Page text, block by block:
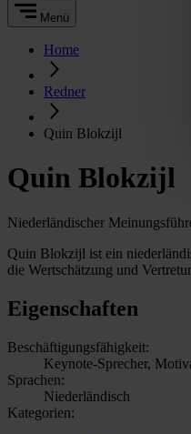
Menü
Home
Redner
Quin Blokzijl
Quin Blokzijl
Niederländischer
Quin Blokzijl ist ein
die Wertschätzung und
Eigenschaften
Beschäftigungsfähigkeit:
Keynote-Sprecher,
Sprachen:
Niederländisch
Kategorien: